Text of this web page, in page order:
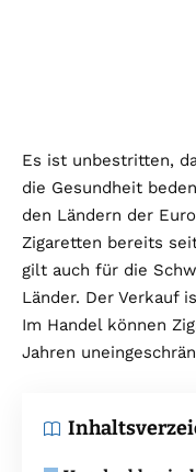
Es ist unbestritten,
die Gesundheit
den Ländern der
Zigaretten bereits
gilt auch für die
Länder. Der Verkauf
Im Handel können
Jahren